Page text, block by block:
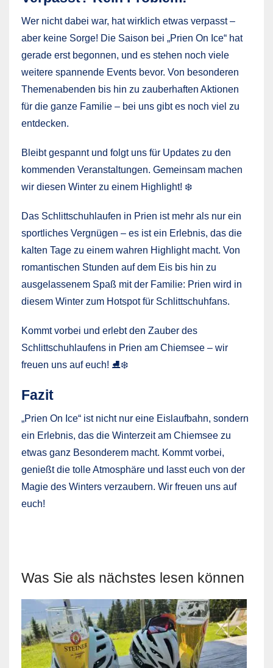
Wer nicht dabei war, hat wirklich etwas verpasst –
aber keine Sorge! Die Saison bei „Prien On Ice“ hat
gerade erst begonnen, und es stehen noch viele
weitere spannende Events bevor. Von besonderen
Themenabenden bis hin zu zauberhaften Aktionen
für die ganze Familie – bei uns gibt es noch viel zu
entdecken.
Bleibt gespannt und folgt uns für Updates zu den
kommenden Veranstaltungen. Gemeinsam machen
wir diesen Winter zu einem Highlight! ❄️
Das Schlittschuhlaufen in Prien ist mehr als nur ein
sportliches Vergnügen – es ist ein Erlebnis, das die
kalten Tage zu einem wahren Highlight macht. Von
romantischen Stunden auf dem Eis bis hin zu
ausgelassenem Spaß mit der Familie: Prien wird in
diesem Winter zum Hotspot für Schlittschuhfans.
Kommt vorbei und erlebt den Zauber des
Schlittschuhlaufens in Prien am Chiemsee – wir
freuen uns auf euch! ⛸️❄️
Fazit
„Prien On Ice“ ist nicht nur eine Eislaufbahn, sondern
ein Erlebnis, das die Winterzeit am Chiemsee zu
etwas ganz Besonderem macht. Kommt vorbei,
genießt die tolle Atmosphäre und lasst euch von der
Magie des Winters verzaubern. Wir freuen uns auf
euch!
Was Sie als nächstes lesen können